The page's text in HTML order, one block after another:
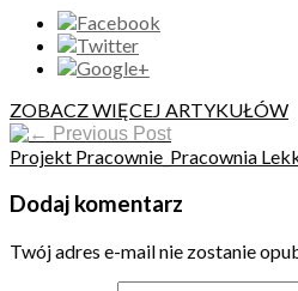
ZOBACZ WIĘCEJ ARTYKUŁÓW
Previous Post
Projekt Pracownie_Pracownia
Dodaj komentarz
Twój adres e-mail nie zostanie